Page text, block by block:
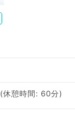
憩時間: 60分)